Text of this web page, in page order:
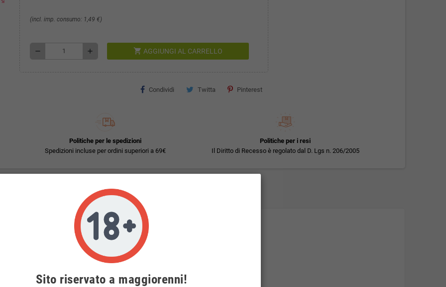
(incl. imp. consumo: 1,49 €)
remove add shopping_cart AGGIUNGI AL CARRELLO
Condividi Twitta Pinterest
Politiche per le spedizioni
Spedizioni incluse per ordini superiori a 69€
Politiche per i resi
Il Diritto di Recesso è regolato dal D. Lgs n. 206/2005
almeno 10 ml di glicerina vegetale.
ml o 10mg/ml.Sito riservato a maggiorenni!